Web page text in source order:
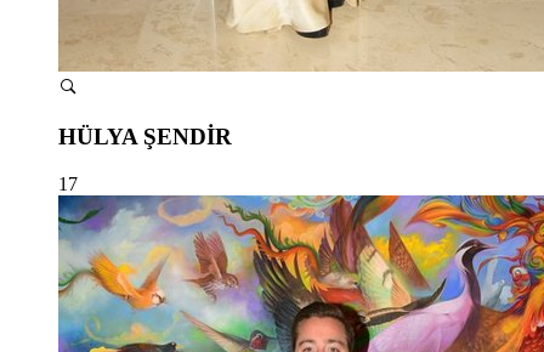
HÜLYA ŞENDİR
17